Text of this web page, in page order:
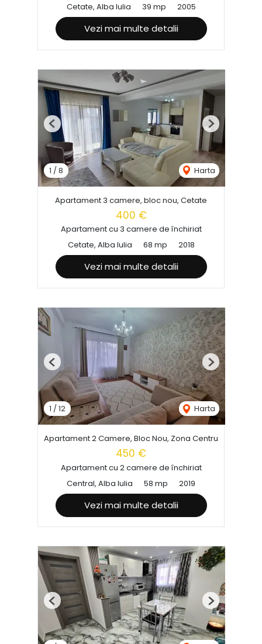
Cetate, Alba Iulia
39 mp 2005
Vezi mai multe detalii
1 /8 Harta
Previous Next
Apartament 3 camere, bloc nou, Cetate
400 €
Apartament cu 3 camere de închiriat
Cetate, Alba Iulia
68 mp 2018
Vezi mai multe detalii
1 / 12 Harta
Previous Next
Apartament 2 Camere, Bloc Nou, Zona Centru
450 €
Apartament cu 2 camere de închiriat
Central, Alba Iulia
58 mp 2019
Vezi mai multe detalii
Previous Next